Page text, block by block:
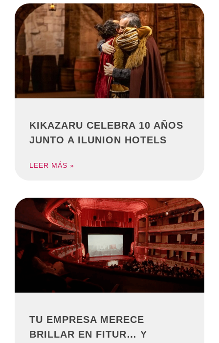
KIKAZARU CELEBRA 10 AÑOS
JUNTO A ILUNION HOTELS
LEER MÁS »
TU EMPRESA MERECE
BRILLAR EN FITUR… Y